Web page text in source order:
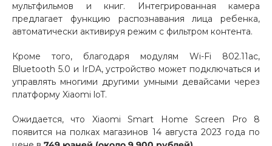
мультфильмов и книг. Интегрированная камера
предлагает функцию распознавания лица ребенка,
автоматически активируя режим с фильтром контента.
Кроме того, благодаря модулям Wi-Fi 802.11ac,
Bluetooth 5.0 и IrDA, устройство может подключаться и
управлять многими другими умными девайсами через
платформу Xiaomi loT.
Ожидается, что Xiaomi Smart Home Screen Pro 8
появится на полках магазинов 14 августа 2023 года по